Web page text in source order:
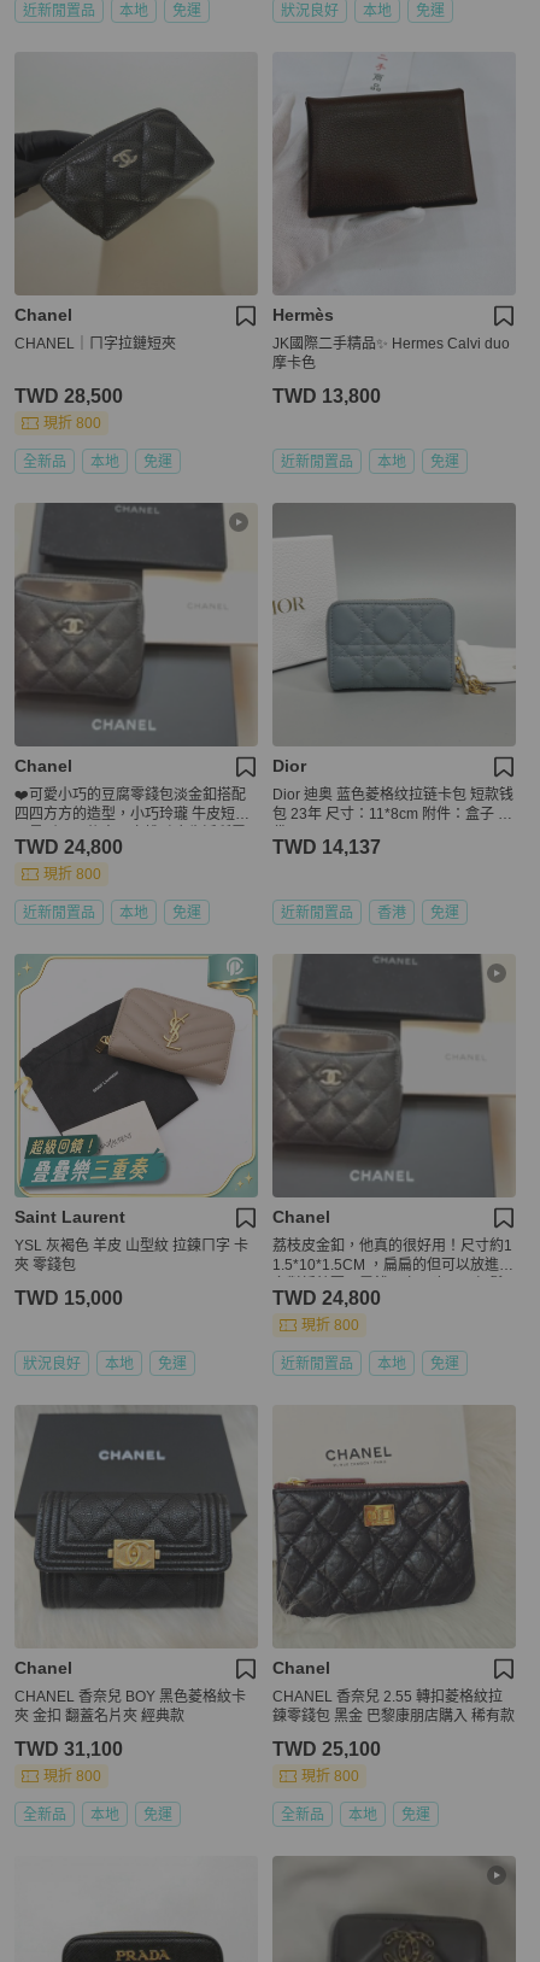
近新閒置品 本地 免運 狀況良好 本地 免運
Chanel
CHANEL｜ㄇ字拉鏈短夾
TWD 28,500
現折 800
全新品 本地 免運
Hermès
JK國際二手精品✨ Hermes Calvi duo
摩卡色
TWD 13,800
近新閒置品 本地 免運
Chanel
❤️可愛小巧的豆腐零錢包淡金釦搭配
四四方方的造型，小巧玲瓏 牛皮短夾
#chanel #香奈儿 #零錢包
TWD 24,800
現折 800
近新閒置品 本地 免運
Dior
Dior 迪奥 蓝色菱格纹拉链卡包 短款钱
包 23年 尺寸：11*8cm 附件：盒子 尘
TWD 14,137
近新閒置品 香港 免運
Saint Laurent
YSL 灰褐色 羊皮 山型紋 拉鍊ㄇ字 卡
夾 零錢包
TWD 15,000
狀況良好 本地 免運
Chanel
荔枝皮金釦，他真的很好用！尺寸約1
1.5*10*1.5CM ，扁扁的但可以放進很
放入各種包包裡面✅✅✅ #香奈儿零錢
包 #香奈兒小皮件 #Chanel小皮件#香
TWD 24,800
現折 800
近新閒置品 本地 免運
Chanel
CHANEL 香奈兒 BOY 黑色菱格紋卡
夾 金扣 翻蓋名片夾 經典款
TWD 31,100
現折 800
全新品 本地 免運
Chanel
CHANEL 香奈兒 2.55 轉扣菱格紋拉
鍊零錢包 黑金 巴黎康朋店購入 稀有款
TWD 25,100
現折 800
全新品 本地 免運